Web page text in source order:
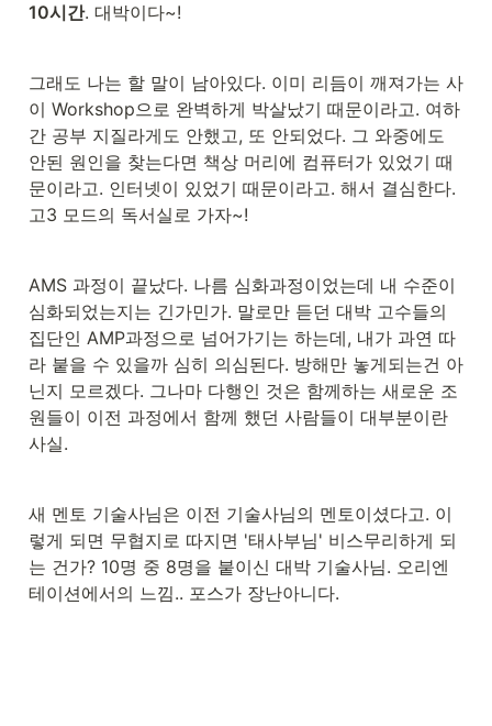
10시간. 대박이다~!
그래도 나는 할 말이 남아있다. 이미 리듬이 깨져가는 사
이 Workshop으로 완벽하게 박살났기 때문이라고. 여하
간 공부 지질라게도 안했고, 또 안되었다. 그 와중에도
안된 원인을 찾는다면 책상 머리에 컴퓨터가 있었기 때
문이라고. 인터넷이 있었기 때문이라고. 해서 결심한다.
고3 모드의 독서실로 가자~!
AMS 과정이 끝났다. 나름 심화과정이었는데 내 수준이
심화되었는지는 긴가민가. 말로만 듣던 대박 고수들의
집단인 AMP과정으로 넘어가기는 하는데, 내가 과연 따
라 붙을 수 있을까 심히 의심된다. 방해만 놓게되는건 아
닌지 모르겠다. 그나마 다행인 것은 함께하는 새로운 조
원들이 이전 과정에서 함께 했던 사람들이 대부분이란
사실.
새 멘토 기술사님은 이전 기술사님의 멘토이셨다고. 이
렇게 되면 무협지로 따지면 '태사부님' 비스무리하게 되
는 건가? 10명 중 8명을 붙이신 대박 기술사님. 오리엔
테이션에서의 느낌.. 포스가 장난아니다.